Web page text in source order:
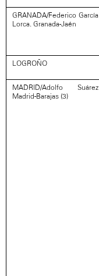
GRANADA/Federico García
Lorca. Granada-Jaén
LOGROÑO
MADRID/Adolfo Suárez
Madrid-Barajas (3)